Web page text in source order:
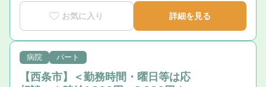
お気に入り 詳細を見る
病院 パート
【西条市】＜勤務時間・曜日等は応